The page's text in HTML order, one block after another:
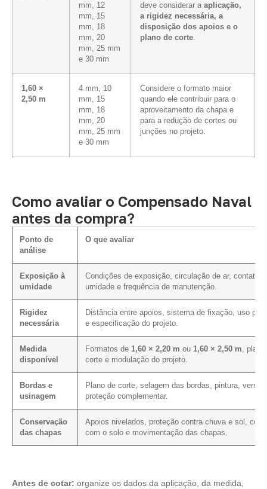
mm, 12
mm, 15
mm, 18
mm, 20
mm, 25 mm
e 30 mm
deve considerar a aplicação,
a rigidez necessária, a
disposição dos apoios e o
plano de corte.
1,60 ×
2,50 m
4 mm, 10
mm, 15
mm, 18
mm, 20
mm, 25 mm
e 30 mm
Considere o formato maior
quando ele contribuir para o
aproveitamento da chapa e
para a redução de cortes ou
junções no projeto.
Como avaliar o Compensado Naval
antes da compra?
Ponto de
análise
O que avaliar
Exposição à
umidade
Condições de exposição, circulação de ar, contato
umidade e frequência de manutenção.
Rigidez
necessária
Distância entre apoios, sistema de fixação, uso
e especificação do projeto.
Medida
disponível
Formatos de 1,60 × 2,20 m ou 1,60 × 2,50 m, plano
corte e modulação do projeto.
Bordas e
usinagem
Plano de corte, selagem das bordas, pintura, verniz
proteção complementar.
Conservação
das chapas
Apoios nivelados, proteção contra chuva e sol,
com o solo e movimentação das chapas.
Antes de cotar: organize os dados da aplicação, da medida,